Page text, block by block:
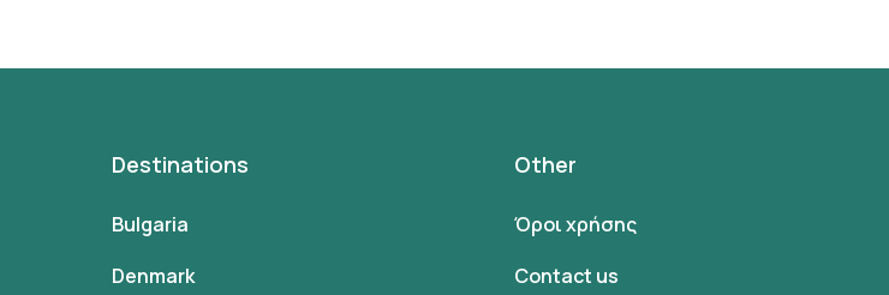
Destinations
Bulgaria
Denmark
Other
Όροι χρήσης
Contact us